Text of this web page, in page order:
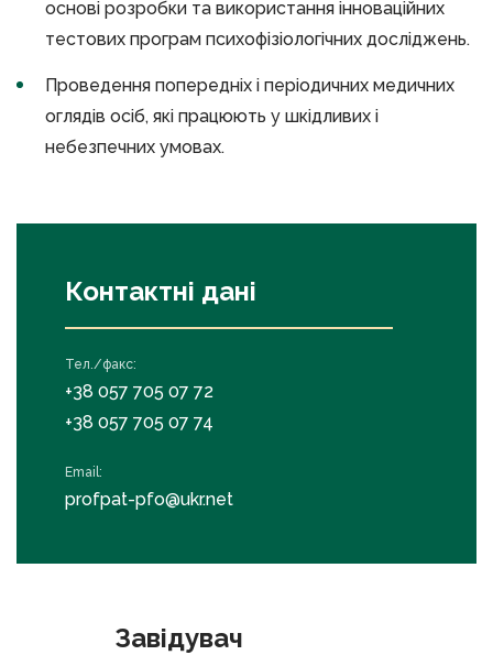
основі розробки та використання інноваційних
тестових програм психофізіологічних досліджень.
Проведення попередніх і періодичних медичних
оглядів осіб, які працюють у шкідливих і
небезпечних умовах.
Контактні дані
Тел./факс:
+38 057 705 07 72
+38 057 705 07 74
Email:
profpat-pfo@ukr.net
Завідувач